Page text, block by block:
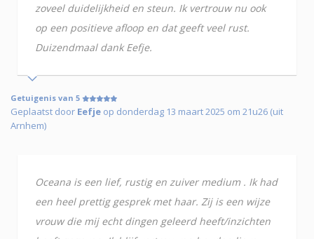
zoveel duidelijkheid en steun. Ik vertrouw nu ook
op een positieve afloop en dat geeft veel rust.
Duizendmaal dank Eefje.
Getuigenis van 5
Geplaatst door Eefje op donderdag 13 maart 2025 om 21u26 (uit
Arnhem)
Oceana is een lief, rustig en zuiver medium . Ik had
een heel prettig gesprek met haar. Zij is een wijze
vrouw die mij echt dingen geleerd heeft/inzichten